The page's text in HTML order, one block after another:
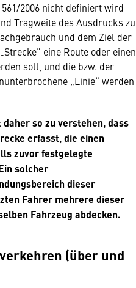
2006 nicht definiert wird
Tragweite des Ausdrucks zu
und dem Ziel der
eine Route oder einen
soll, und die bzw. der
„Linie“ werden
so zu verstehen, dass
erfasst, die einen
zuvor festgelegte
solcher
dieser
Fahrer mehrere dieser
Fahrzeug abdecken.
(über und